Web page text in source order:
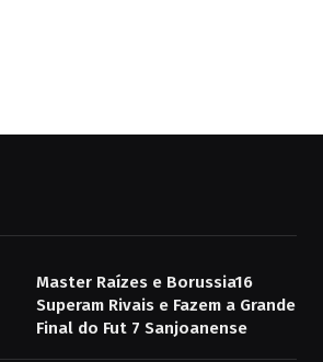
Master Raízes e Borussia16
Superam Rivais e Fazem a Grande
Final do Fut 7 Sanjoanense